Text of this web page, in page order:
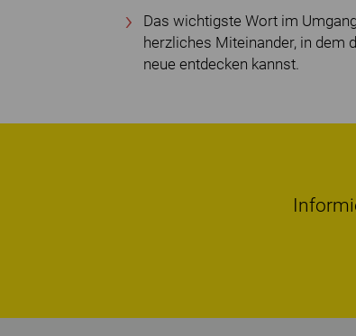
Das wichtigste Wort im
herzliches Miteinander, in dem
neue entdecken kannst.